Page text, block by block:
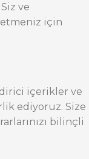
ve
etmeniz için
içerikler ve
ediyoruz. Size
bilinçli